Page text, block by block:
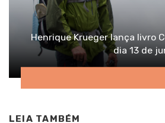
Henrique Krueger lança livro
dia 13 de
LEIA TAMBÉM